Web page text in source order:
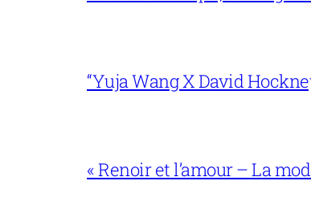
“Yuja Wang X David
« Renoir et l’amour – La